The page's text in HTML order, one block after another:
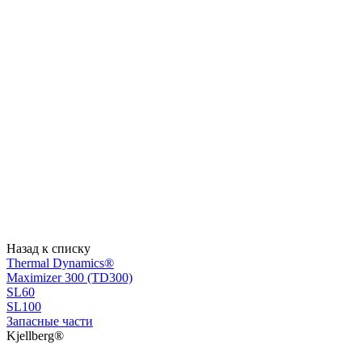
Назад к списку
Thermal Dynamics®
Maximizer 300 (TD300)
SL60
SL100
Запасные части
Kjellberg®